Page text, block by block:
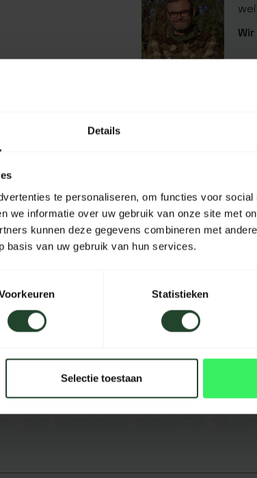
Details
te personaliseren, om functies voor social
we informatie over uw gebruik van onze site met
kunnen deze gegevens combineren met
basis van uw gebruik van hun services.
Statistieken
Selectie toestaan
Länge
Breite
Inhalt